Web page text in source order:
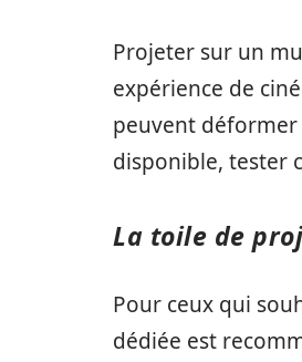
Projeter sur un
expérience de
peuvent déformer
disponible, tester
La toile de
Pour ceux qui
dédiée est